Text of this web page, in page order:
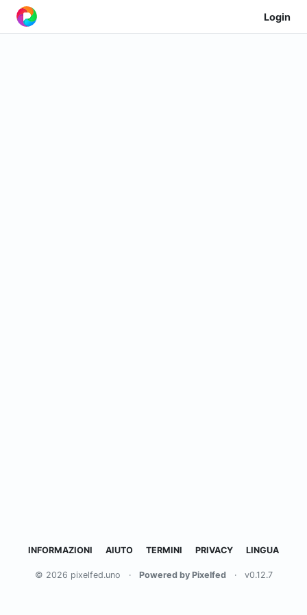
Login
INFORMAZIONI AIUTO TERMINI PRIVACY LINGUA
© 2026 pixelfed.uno · Powered by Pixelfed · v0.12.7